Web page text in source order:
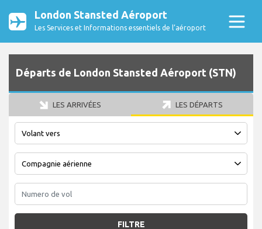
London Stansted Aéroport
Les Services et Informations essentiels de l’aéroport
Départs de London Stansted Aéroport (STN)
LES ARRIVÉES LES DÉPARTS
FILTRE